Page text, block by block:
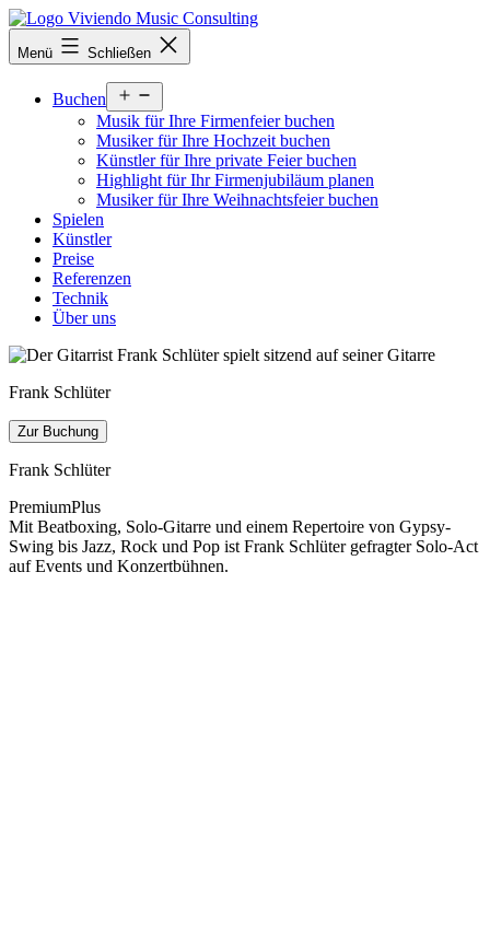
Zum
Inhalt
springen
viviendomusic.com
Menü Schließen
Buchen
öffnen
Musik für Ihre Firmenfeier buchen
Musiker für Ihre Hochzeit buchen
Künstler für Ihre private Feier buchen
Highlight für Ihr Firmenjubiläum planen
Musiker für Ihre Weihnachtsfeier buchen
Spielen
Künstler
Preise
Referenzen
Technik
Über uns
Frank Schlüter
Zur Buchung
Frank Schlüter
PremiumPlus
Mit Beatboxing, Solo-Gitarre und einem Repertoire von Gypsy-
Swing bis Jazz, Rock und Pop ist Frank Schlüter gefragter Solo-Act
auf Events und Konzertbühnen.